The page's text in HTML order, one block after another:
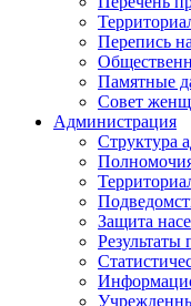
Перепись
Памятные
Совет
Администрация
Структура
Защита
Результаты